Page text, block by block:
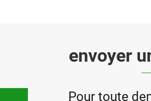
envoyer
Pour toute